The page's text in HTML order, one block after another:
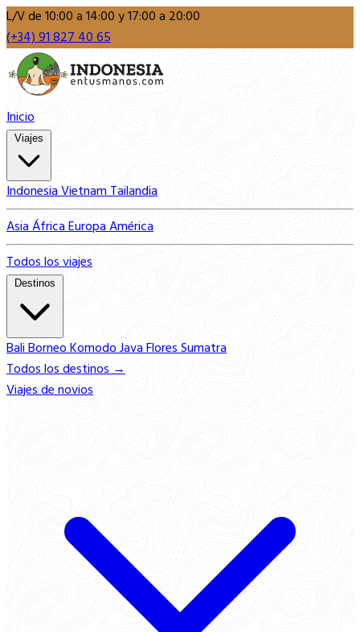
L/V de 10:00 a 14:00 y 17:00 a 20:00
(+34) 91 827 40 65
Inicio
IndonesiaVietnamTailandia
AsiaÁfricaEuropaAmérica
Todos los viajes
BaliBorneoKomodoJavaFloresSumatra
Todos los destinos →
Viajes de novios